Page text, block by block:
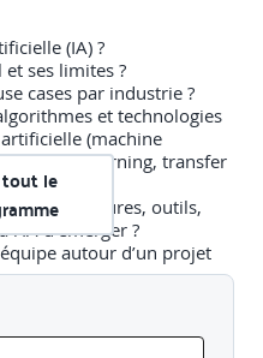
(IA) ?
et ses limites ?
cases par industrie ?
et technologies
(machine
learning, transfer
(infrastructures, outils,
d’émerger ?
autour d’un projet
IA ou évaluer la
de conseils, startups,
le